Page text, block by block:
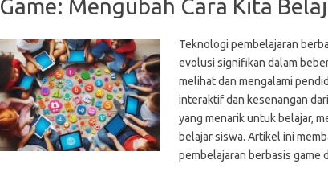
Game: Mengubah Cara Kita
Teknologi pembelajaran
evolusi signifikan dalam
melihat dan mengalami
interaktif dan kesenangan
yang menarik untuk belajar,
belajar siswa. Artikel ini
pembelajaran berbasis game